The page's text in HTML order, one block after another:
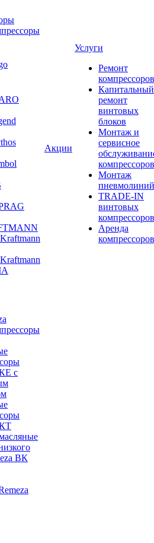
с
ВК
Акции
Услуги
Ремонт
компрессоров
Капитальный
ремонт
винтовых
блоков
Монтаж и
сервисное
компрессоров
Монтаж
пневмолиний
TRADE-IN
винтовых
компрессоров
Аренда
компрессоров